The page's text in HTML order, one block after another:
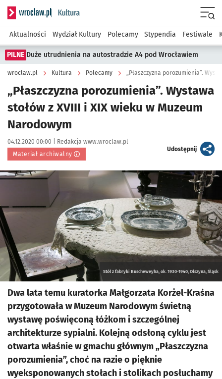
Serwis informacyjny wroclaw.pl podserwis: Kultura
Aktualności Wydział Kultury Polecamy Stypendia Festiwale
PILNE Duże utrudnienia na autostradzie A4 pod Wrocławiem
wroclaw.pl Kultura Polecamy
„Płaszczyzna porozumienia”. Wystawa
stołów z XVIII i XIX wieku w Muzeum
Narodowym
Data publikacji:
04.12.2020 00:00 | Autor:
Redakcja www.wroclaw.pl
Materiał archiwalny
Udostępnijartykuł
Kliknij, aby powiększyć
Stół z fabryki Ruscheweyha, ok. 1930-1940, Olszyna, Śląsk
Dwa lata temu kuratorka Małgorzata Korżel-Kraśna
przygotowała w Muzeum Narodowym świetną
wystawę poświęconą łóżkom i szczególnej
architekturze sypialni. Kolejną odsłoną cyklu jest
otwarta właśnie w gmachu głównym „Płaszczyzna
porozumienia”, choć na razie o pięknie
wyeksponowanych stołach i stolikach posłuchamy